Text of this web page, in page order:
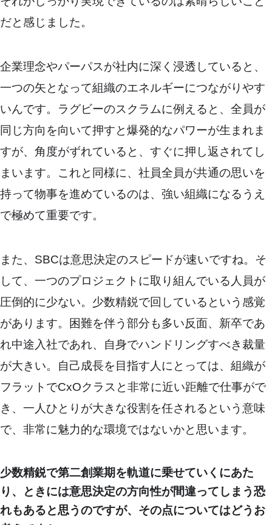
だと感じました。
企業理念やパーパスが社内に深く浸透していると、
一つの矢となって組織のエネルギーにつながりやす
いんです。ラグビーのスクラムに例えると、全員が
同じ方向を向いて押すと爆発的なパワーが生まれま
すが、角度がずれていると、すぐに押し返されてし
まいます。これと同様に、社員全員が共通の思いを
持って物事を進めているのは、強い組織になるうえ
で極めて重要です。
また、SBCは意思決定のスピードが速いですね。そ
して、一つのプロジェクトに取り組んでいる人員が
圧倒的に少ない。少数精鋭で回しているという感覚
があります。困難を伴う部分も多い反面、新卒であ
れ中途入社であれ、自身でハンドリングすべき裁量
が大きい。自己成長を目指す人にとっては、組織が
フラットでCxOクラスと非常に近い距離で仕事がで
き、一人ひとりが大きな役割を任されるという意味
で、非常に魅力的な環境ではないかと思います。
少数精鋭で第二創業期を軌道に乗せていくにあた
り、ときには意思決定の方向性が間違ってしまう恐
れもあると思うのですが、その点についてはどうお